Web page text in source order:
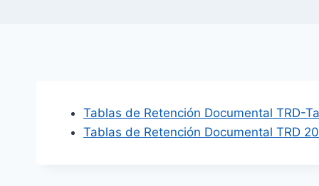
Tablas de Retención Documental TRD-
Tablas de Retención Documental TRD